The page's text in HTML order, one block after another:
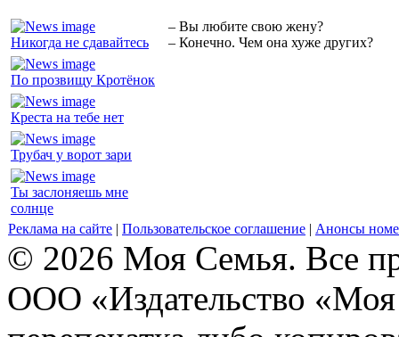
Никогда не сдавайтесь
По прозвищу Кротёнок
Креста на тебе нет
Трубач у ворот зари
Ты заслоняешь мне
солнце
– Вы любите свою жену?
– Конечно. Чем она хуже других?
Реклама на сайте | Пользовательское соглашение | Анонсы
© 2026 Моя Семья. Все
ООО «Издательство